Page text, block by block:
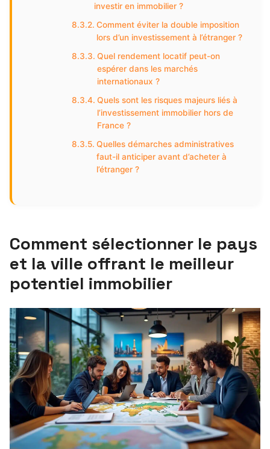
investir en immobilier ?
Comment éviter la double imposition
lors d’un investissement à l’étranger ?
Quel rendement locatif peut-on
espérer dans les marchés
internationaux ?
Quels sont les risques majeurs liés à
l’investissement immobilier hors de
France ?
Quelles démarches administratives
faut-il anticiper avant d’acheter à
l’étranger ?
Comment sélectionner le pays
et la ville offrant le meilleur
potentiel immobilier